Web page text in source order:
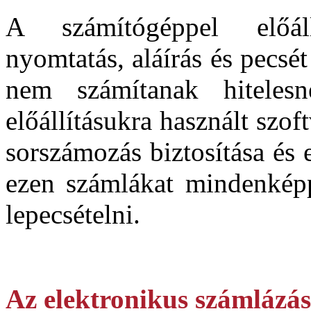
A számítógéppel
nyomtatás, aláírás és
nem számítanak
előállításukra használt
sorszámozás biztosítása
ezen számlákat
lepecsételni.
Az elektronikus